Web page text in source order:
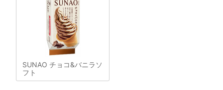
SUNAO チョコ&バニラソ
フト